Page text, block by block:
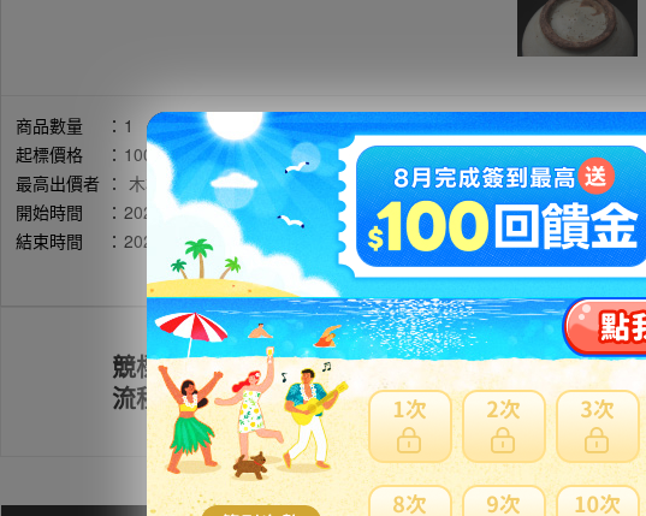
商品數量 ： 1
起標價格
： 1000円
最高出價者 ： 木村和真 / 評價:46472
開始時間
： 2026年05月14日 16時08分(台灣時間)
結束時間
： 2026年05月21日 21時49分(台灣時間)
拍賣編
商品新
自動延
認証限
提前結
可否退
競標
流程
註冊會員